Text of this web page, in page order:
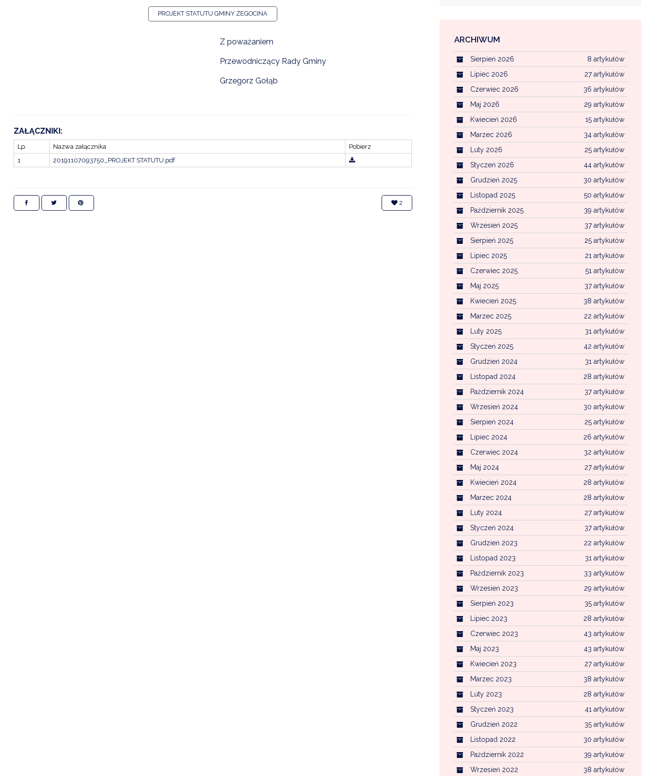
EKOINTERWENCJA
WFOŚ CZYSTE POWIETRZE
CENTRALNA EWIDENCJA EMISYJNOŚCI
GOSPODARKA ODPADAMI KOMUNALNYMI
PROJEKT STATUTU GMINY ŻEGOCINA
Z poważaniem
Przewodniczący Rady Gminy
Grzegorz Gołąb
ZAŁĄCZNIKI:
Lp. Nazwa załącznika
Pobierz
1
20191107093750_PROJEKT STATUTU.pdf
2
ARCHIWUM
8 artykułów
Sierpień 2026
27 artykułów
Lipiec 2026
36 artykułów
Czerwiec 2026
29 artykułów
Maj 2026
15 artykułów
Kwiecień 2026
34 artykułów
Marzec 2026
25 artykułów
Luty 2026
44 artykułów
Styczeń 2026
30 artykułów
Grudzień 2025
50 artykułów
Listopad 2025
39 artykułów
Październik 2025
37 artykułów
Wrzesień 2025
25 artykułów
Sierpień 2025
21 artykułów
Lipiec 2025
51 artykułów
Czerwiec 2025
37 artykułów
Maj 2025
38 artykułów
Kwiecień 2025
22 artykułów
Marzec 2025
31 artykułów
Luty 2025
42 artykułów
Styczeń 2025
31 artykułów
Grudzień 2024
28 artykułów
Listopad 2024
37 artykułów
Październik 2024
30 artykułów
Wrzesień 2024
25 artykułów
Sierpień 2024
26 artykułów
Lipiec 2024
32 artykułów
Czerwiec 2024
27 artykułów
Maj 2024
28 artykułów
Kwiecień 2024
28 artykułów
Marzec 2024
27 artykułów
Luty 2024
37 artykułów
Styczeń 2024
22 artykułów
Grudzień 2023
31 artykułów
Listopad 2023
33 artykułów
Październik 2023
29 artykułów
Wrzesień 2023
35 artykułów
Sierpień 2023
28 artykułów
Lipiec 2023
43 artykułów
Czerwiec 2023
43 artykułów
Maj 2023
27 artykułów
Kwiecień 2023
38 artykułów
Marzec 2023
28 artykułów
Luty 2023
41 artykułów
Styczeń 2023
35 artykułów
Grudzień 2022
30 artykułów
Listopad 2022
39 artykułów
Październik 2022
38 artykułów
Wrzesień 2022